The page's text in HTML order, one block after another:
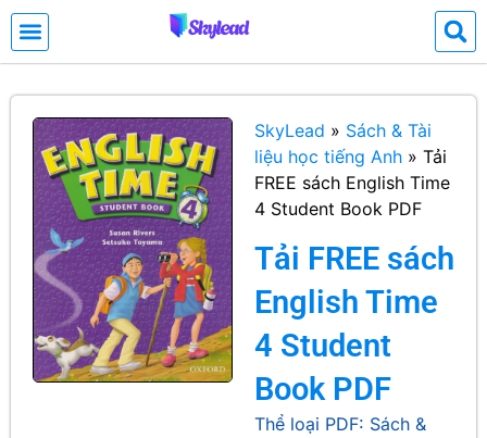
SkyLead » Sách & Tài
liệu học tiếng Anh » Tải
FREE sách English Time
4 Student Book PDF
Tải FREE sách
English Time
4 Student
Book PDF
Thể loại PDF: Sách &